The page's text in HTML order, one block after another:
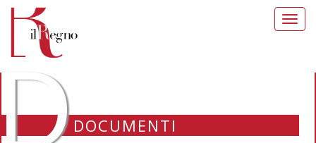
DOCUMENTI